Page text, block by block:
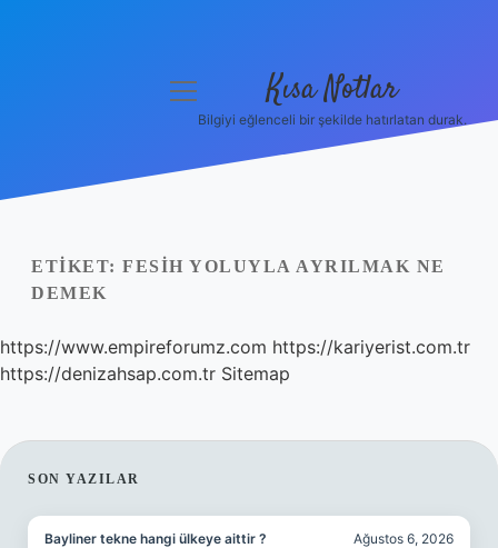
Yasal Uyarı
Hakkımızda
menüyü
Kısa Notlar
Bilgiyi eğlenceli bir şekilde hatırlatan durak.
ETIKET: FESIH YOLUYLA AYRILMAK NE
DEMEK
https://www.empireforumz.com https://kariyerist.com.tr
https://denizahsap.com.tr Sitemap
SIDEBAR
SON YAZILAR
Bayliner tekne hangi ülkeye aittir ? Ağustos 6, 2026